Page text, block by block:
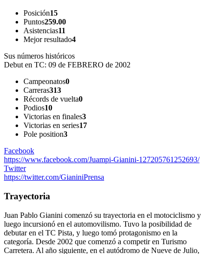
Posición15
Puntos259.00
Asistencias11
Mejor resultado4
Sus números históricos
Debut en TC: 09 de FEBRERO de 2002
Campeonatos0
Carreras313
Récords de vuelta0
Podios10
Victorias en finales3
Victorias en series17
Pole position3
Facebook
https://www.facebook.com/Juampi-Gianini-127205761252693/
Twitter
https://twitter.com/GianiniPrensa
Trayectoria
Juan Pablo Gianini comenzó su trayectoria en el motociclismo y
luego incursionó en el automovilismo. Tuvo la posibilidad de
debutar en el TC Pista, y luego tomó protagonismo en la
categoría. Desde 2002 que comenzó a competir en Turismo
Carretera. Al año siguiente, en el autódromo de Nueve de Julio,